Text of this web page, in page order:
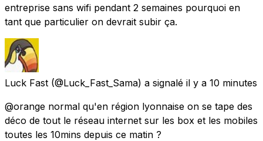
entreprise sans wifi pendant 2 semaines pourquoi en
tant que particulier on devrait subir ça.
Luck Fast (@Luck_Fast_Sama) a signalé il y a 10 minutes
@orange normal qu'en région lyonnaise on se tape des
déco de tout le réseau internet sur les box et les mobiles
toutes les 10mins depuis ce matin ?